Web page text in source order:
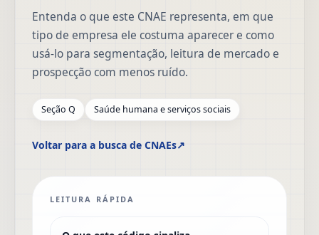
Entenda o que este CNAE representa, em que
tipo de empresa ele costuma aparecer e como
usá-lo para segmentação, leitura de mercado e
prospecção com menos ruído.
Seção Q Saúde humana e serviços sociais
Voltar para a busca de CNAEs↗
LEITURA RÁPIDA